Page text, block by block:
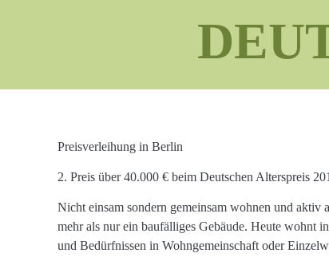
Preisverleihung in Berlin
2. Preis über 40.000 € beim Deutschen Alterspreis
Nicht einsam sondern gemeinsam wohnen und aktiv
mehr als nur ein baufälliges Gebäude. Heute wohnt
und Bedürfnissen in Wohngemeinschaft oder